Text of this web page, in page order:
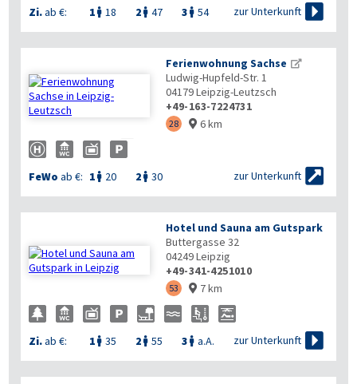
Zi.ab €: 1  18 2  47 3  54 zur Unterkunft 

Ferienwohnung Sachse
Ludwig-Hupfeld-Str. 1
04179Leipzig-Leutzsch
+49-163-7224731
28  6 km
FeWo ab €: 1  20 2  30 zur Unterkunft 

Hotel und Sauna am Gutspark
Buttergasse 32
04249Leipzig
+49-341-4251010
53  7 km
Zi.ab €: 1  35 2  55 3  a.A. zur Unterkunft 